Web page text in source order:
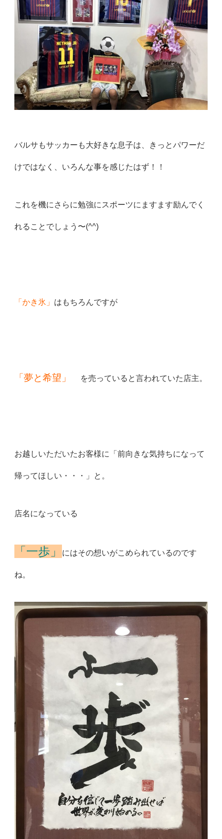
バルサもサッカーも大好きな息子は、きっとパワーだ
けではなく、いろんな事を感じたはず！！
これを機にさらに勉強にスポーツにますます励んでく
れることでしょう〜(^^)
「かき氷」 はもちろんですが
「夢と希望」 を売っていると言われていた店主。
お越しいただいたお客様に「前向きな気持ちになって
帰ってほしい・・・」と。
店名になっている
「一歩」 にはその想いがこめられているのです
ね。